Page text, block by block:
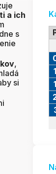
a ich
s
,
si